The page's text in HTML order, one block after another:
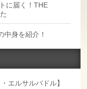
に届く！THE
身を紹介！
エルサルバドル】